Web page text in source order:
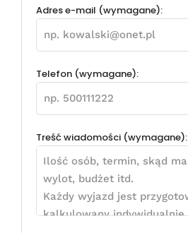
Adres e-mail (wymagane):
Telefon (wymagane):
Treść wiadomości (wymagane):